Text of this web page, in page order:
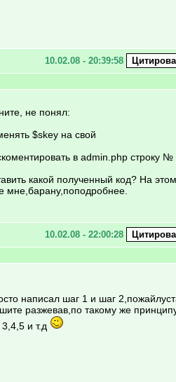
10.02.08 - 20:39:58
не понял:
$skey на свой
в admin.php строку №
какой полученный код? На этом
мне,барану,поподробнее.
10.02.08 - 22:00:28
написал шаг 1 и шаг
разжевав,по такому же
и т.д